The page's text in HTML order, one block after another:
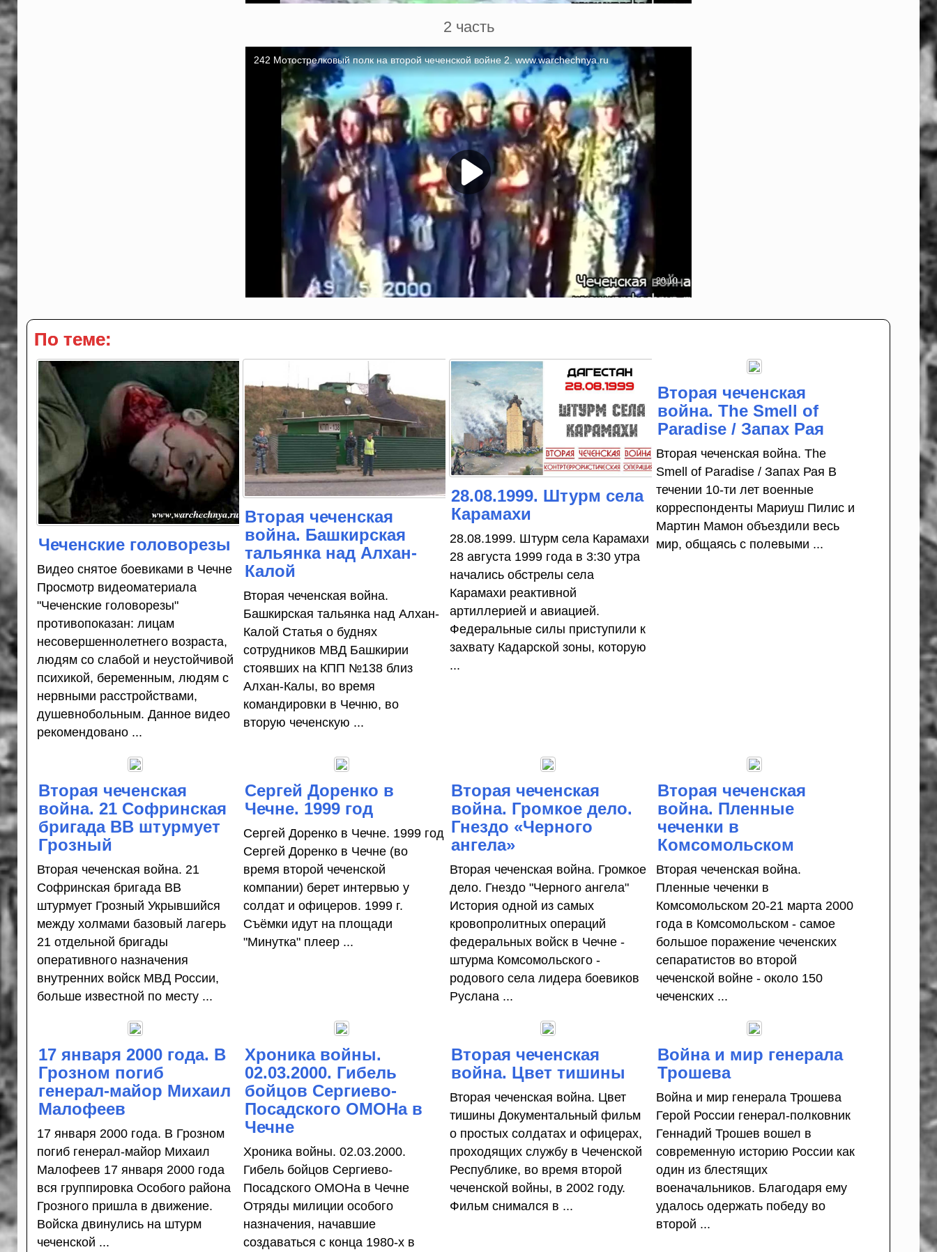
2 часть
По теме:
Чеченские головорезы
Видео снятое боевиками в Чечне
Просмотр видеоматериала
"Чеченские головорезы"
противопоказан: лицам
несовершеннолетнего возраста,
людям со слабой и неустойчивой
психикой, беременным, людям с
нервными расстройствами,
душевнобольным. Данное видео
рекомендовано ...
Вторая чеченская
война. Башкирская
тальянка над Алхан-
Калой
Вторая чеченская война.
Башкирская тальянка над Алхан-
Калой Статья о буднях
сотрудников МВД Башкирии
стоявших на КПП №138 близ
Алхан-Калы, во время
командировки в Чечню, во
вторую чеченскую ...
28.08.1999. Штурм села
Карамахи
28.08.1999. Штурм села Карамахи
28 августа 1999 года в 3:30 утра
начались обстрелы села
Карамахи реактивной
артиллерией и авиацией.
Федеральные силы приступили к
захвату Кадарской зоны, которую
...
Вторая чеченская
война. The Smell of
Paradise / Запах Рая
Вторая чеченская война. The
Smell of Paradise / Запах Рая В
течении 10-ти лет военные
корреспонденты Мариуш Пилис и
Мартин Мамон объездили весь
мир, общаясь с полевыми ...
Вторая чеченская
война. 21 Софринская
бригада ВВ штурмует
Грозный
Вторая чеченская война. 21
Софринская бригада ВВ
штурмует Грозный Укрывшийся
между холмами базовый лагерь
21 отдельной бригады
оперативного назначения
внутренних войск МВД России,
больше известной по месту ...
Сергей Доренко в
Чечне. 1999 год
Сергей Доренко в Чечне. 1999 год
Сергей Доренко в Чечне (во
время второй чеченской
компании) берет интервью у
солдат и офицеров. 1999 г.
Съёмки идут на площади
"Минутка" плеер ...
Вторая чеченская
война. Громкое дело.
Гнездо «Черного
ангела»
Вторая чеченская война. Громкое
дело. Гнездо "Черного ангела"
История одной из самых
кровопролитных операций
федеральных войск в Чечне -
штурма Комсомольского -
родового села лидера боевиков
Руслана ...
Вторая чеченская
война. Пленные
чеченки в
Комсомольском
Вторая чеченская война.
Пленные чеченки в
Комсомольском 20-21 марта 2000
года в Комсомольском - самое
большое поражение чеченских
сепаратистов во второй
чеченской войне - около 150
чеченских ...
17 января 2000 года. В
Грозном погиб
генерал-майор Михаил
Малофеев
17 января 2000 года. В Грозном
погиб генерал-майор Михаил
Малофеев 17 января 2000 года
вся группировка Особого района
Грозного пришла в движение.
Войска двинулись на штурм
чеченской ...
Хроника войны.
02.03.2000. Гибель
бойцов Сергиево-
Посадского ОМОНа в
Чечне
Хроника войны. 02.03.2000.
Гибель бойцов Сергиево-
Посадского ОМОНа в Чечне
Отряды милиции особого
назначения, начавшие
создаваться с конца 1980-х в
Вторая чеченская
война. Цвет тишины
Вторая чеченская война. Цвет
тишины Документальный фильм
о простых солдатах и офицерах,
проходящих службу в Чеченской
Республике, во время второй
чеченской войны, в 2002 году.
Фильм снимался в ...
Война и мир генерала
Трошева
Война и мир генерала Трошева
Герой России генерал-полковник
Геннадий Трошев вошел в
современную историю России как
один из блестящих
военачальников. Благодаря ему
удалось одержать победу во
второй ...